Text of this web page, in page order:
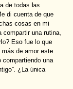
de todas las
di cuenta de que
cosas en mi
una rutina,
Eso fue lo que
más de amor este
compartiendo una
¿La única